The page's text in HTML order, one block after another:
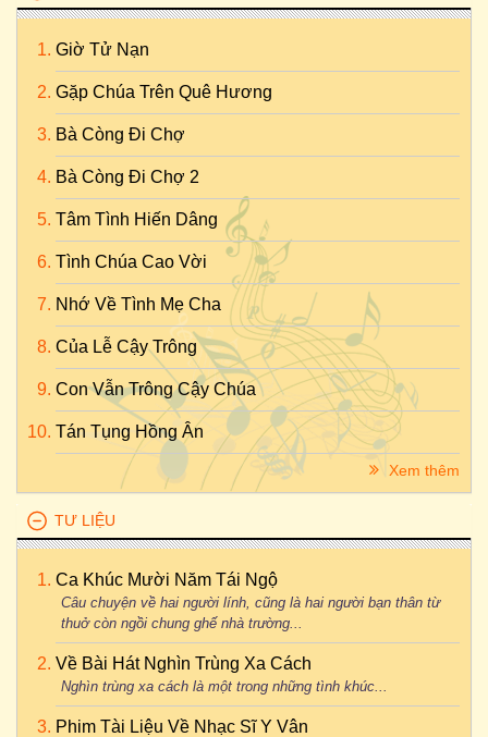
Giờ Tử Nạn
Gặp Chúa Trên Quê Hương
Bà Còng Đi Chợ
Bà Còng Đi Chợ 2
Tâm Tình Hiến Dâng
Tình Chúa Cao Vời
Nhớ Về Tình Mẹ Cha
Của Lễ Cậy Trông
Con Vẫn Trông Cậy Chúa
Tán Tụng Hồng Ân
Xem thêm
TƯ LIỆU
Ca Khúc Mười Năm Tái Ngộ
Câu chuyện về hai người lính, cũng là hai người bạn thân từ
thuở còn ngồi chung ghế nhà trường...
Về Bài Hát Nghìn Trùng Xa Cách
Nghìn trùng xa cách là một trong những tình khúc...
Phim Tài Liệu Về Nhạc Sĩ Y Vân